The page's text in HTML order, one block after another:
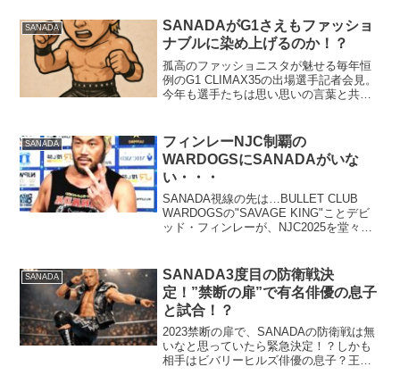
のほか興味深かった。なぜSANADAがシ
ースルーやト...
SANADA
SANADAがG1さえもファッショ
ナブルに染め上げるのか！？
孤高のファッショニスタが魅せる毎年恒
例のG1 CLIMAX35の出場選手記者会見。
今年も選手たちは思い思いの言葉と共
で圧倒的に異彩を放っていたのは、他な
らぬSANADA...
SANADA
フィンレーNJC制覇の
WARDOGSにSANADAがいな
い・・・
SANADA視線の先は…BULLET CLUB
WARDOGSの"SAVAGE KING"ことデビ
ッド・フィンレーが、NJC2025を堂々制
新加入の石森太二が勢揃いし、...
SANADA
SANADA3度目の防衛戦決
定！”禁断の扉”で有名俳優の息子
と試合！？
2023禁断の扉で、SANADAの防衛戦は無
いなと思っていたら緊急決定！？しかも
相手はビバリーヒルズ俳優の息子？王者